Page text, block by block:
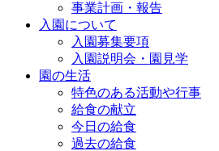
事業計画・報告
入園について
入園募集要項
入園説明会・園見学
園の生活
特色のある活動や行事
給食の献立
今日の給食
過去の給食